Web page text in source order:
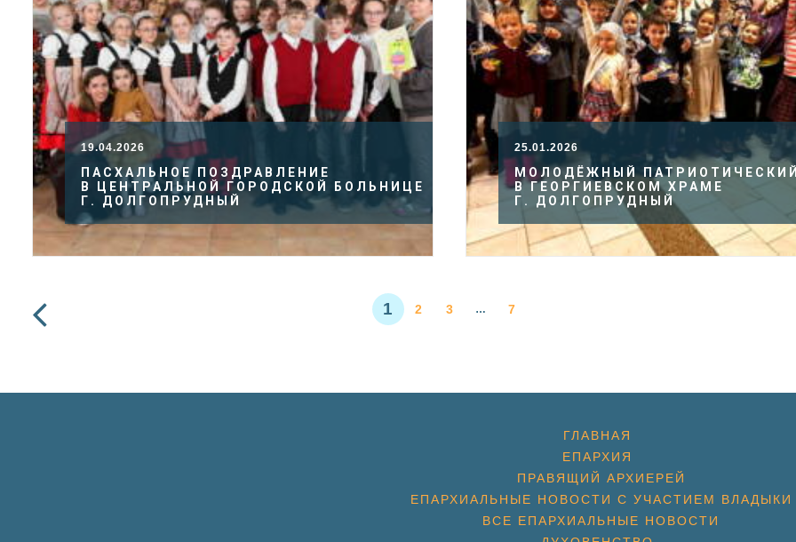
19.04.2026
ПАСХАЛЬНОЕ ПОЗДРАВЛЕНИЕ
В ЦЕНТРАЛЬНОЙ ГОРОДСКОЙ БОЛЬНИЦЕ
Г. ДОЛГОПРУДНЫЙ
25.01.2026
МОЛОДЁЖНЫЙ
В ГЕОРГИЕВСКОМ ХРАМЕ
Г. ДОЛГОПРУДНЫЙ
1 2 3 … 7
ГЛАВНАЯ
ЕПАРХИЯ
ПРАВЯЩИЙ АРХИЕРЕЙ
ЕПАРХИАЛЬНЫЕ НОВОСТИ С УЧАСТИЕМ ВЛАДЫКИ
ВСЕ ЕПАРХИАЛЬНЫЕ НОВОСТИ